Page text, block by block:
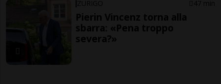
ZURIGO 47 min
Pierin Vincenz torna alla
sbarra: «Pena troppo
severa?»